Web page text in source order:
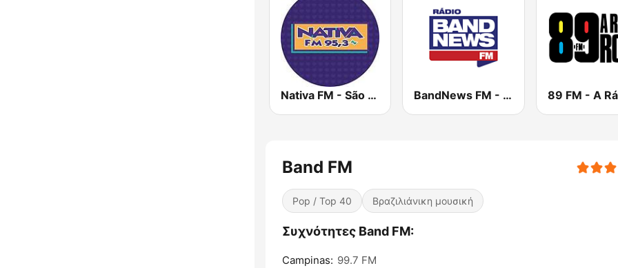
Nativa FM - São Paulo BandNews FM - 96.9 SP
Band FM
Pop / Top 40 Βραζιλιάνικη μουσική
Συχνότητες Band FM:
Campinas: 99.7 FM